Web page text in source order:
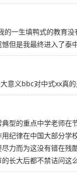
生填鸭式的教育没
但是我最终进入了泰
意义bbc对中式xx真
型的重点中学老师在
纪律在中国大部分
力而为这没有错在
长大后都不禁诘问这